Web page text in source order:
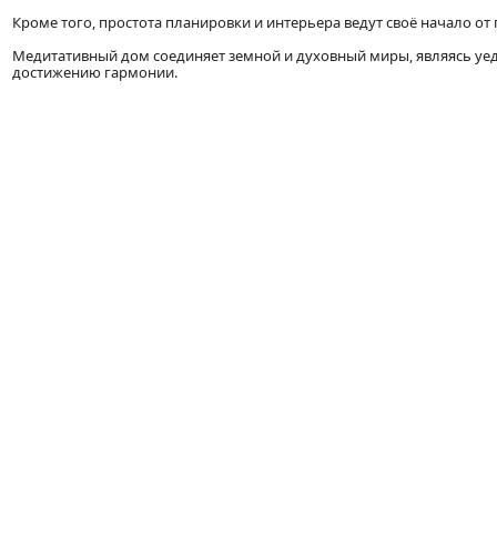
Кроме того, простота планировки и интерьера ведут своё начало
Медитативный дом соединяет земной и духовный миры, являясь
достижению гармонии.